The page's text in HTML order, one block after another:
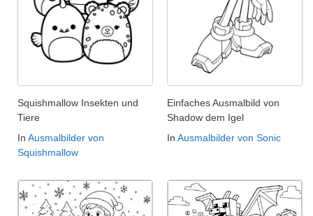
Squishmallow Insekten und
Tiere
In Ausmalbilder von
Squishmallow
Einfaches Ausmalbild von
Shadow dem Igel
In Ausmalbilder von Sonic